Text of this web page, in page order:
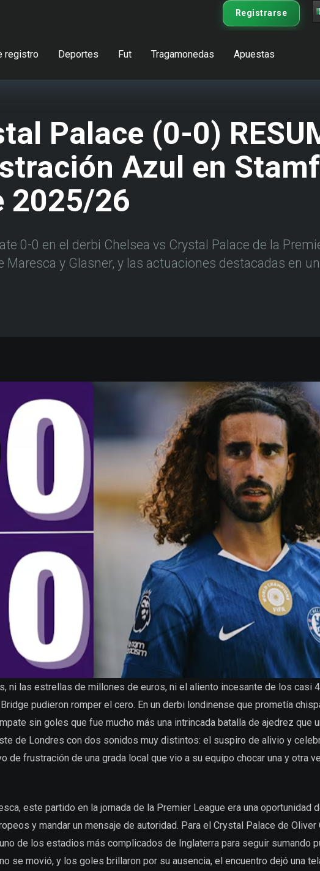
Registrarse
registro Deportes Fut Tragamonedas Apuestas
Palace (0-0)
Azul en
2025/26
0-0 en el derbi Chelsea vs Crystal Palace de la
y Glasner, y las actuaciones destacadas en
ni las estrellas de millones de euros, ni el aliento incesante de los casi
pudieron romper el cero. En un derbi londinense que prometía
sin goles que fue mucho más una intrincada batalla de ajedrez que
de Londres con dos sonidos muy distintos: el suspiro de alivio y
de frustración de una grada local que vio a su equipo chocar una y otra
este partido en la jornada de la Premier League era una oportunidad
y mandar un mensaje de autoridad. Para el Crystal Palace de Oliver
de los estadios más complicados de Inglaterra para seguir sumando
se movió, y los goles brillaron por su ausencia, el encuentro dejó una